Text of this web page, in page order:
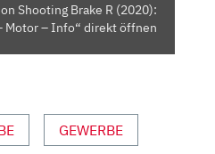
Shooting Brake R (2020):
Motor – Info“ direkt öffnen
GEWERBE